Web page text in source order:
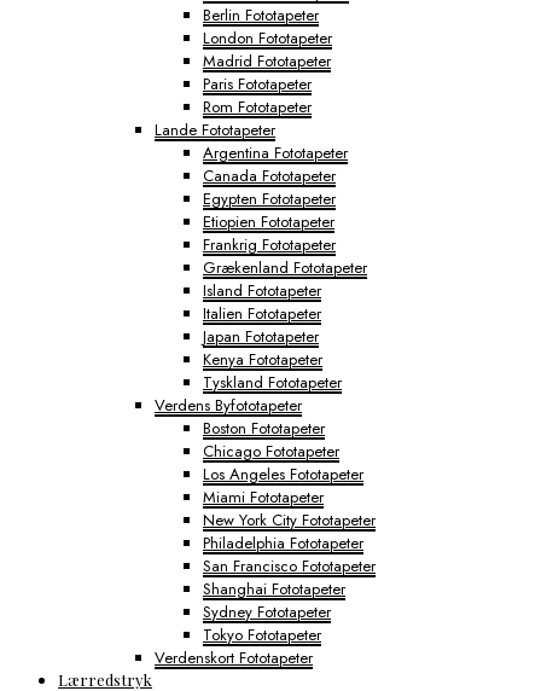
Berlin Fototapeter
London Fototapeter
Madrid Fototapeter
Paris Fototapeter
Rom Fototapeter
Lande Fototapeter
Argentina Fototapeter
Canada Fototapeter
Egypten Fototapeter
Etiopien Fototapeter
Frankrig Fototapeter
Grækenland Fototapeter
Island Fototapeter
Italien Fototapeter
Japan Fototapeter
Kenya Fototapeter
Tyskland Fototapeter
Verdens Byfototapeter
Boston Fototapeter
Chicago Fototapeter
Los Angeles Fototapeter
Miami Fototapeter
New York City Fototapeter
Philadelphia Fototapeter
San Francisco Fototapeter
Shanghai Fototapeter
Sydney Fototapeter
Tokyo Fototapeter
Verdenskort Fototapeter
Lærredstryk